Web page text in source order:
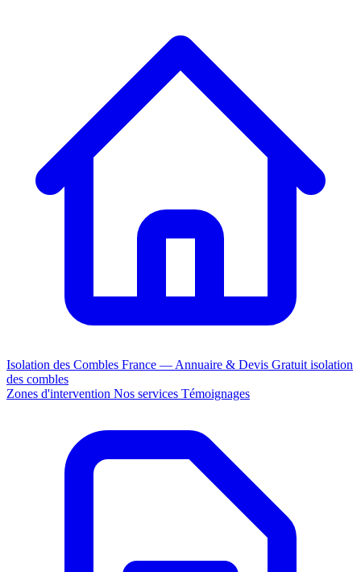
Isolation des Combles France — Annuaire & Devis Gratuit isolation
des combles
Zones d'intervention Nos services Témoignages